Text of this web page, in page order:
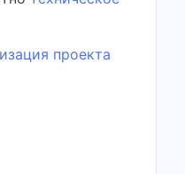
проекта